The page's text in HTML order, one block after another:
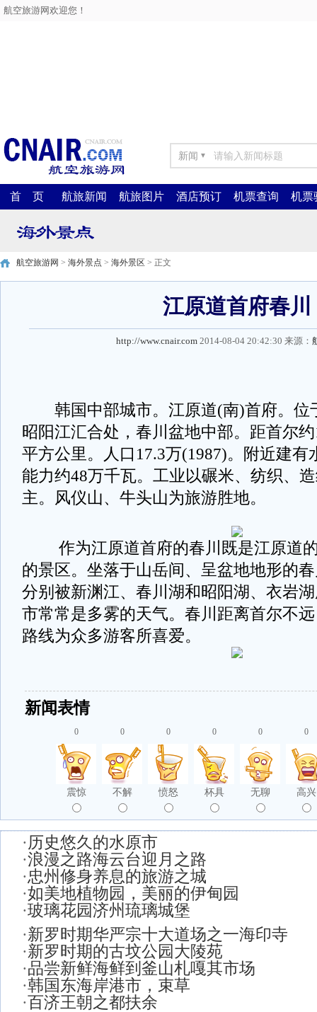
航空旅游网欢迎您！
新闻 ▼
首 页 航旅新闻 航旅图片 酒店预订 机票查询 机票
航空旅游网 > 海外景点 > 海外景区 > 正文
江原道首府春川
http://www.cnair.com 2014-08-04 20:42:30 来源：
韩国中部城市。江原道(南)首府。位
昭阳江汇合处，春川盆地中部。距首尔
平方公里。人口17.3万(1987)。附近建有
能力约48万千瓦。工业以碾米、纺织、
主。风仪山、牛头山为旅游胜地。
作为江原道首府的春川既是江原道的
的景区。坐落于山岳间、呈盆地地形的
分别被新渊江、春川湖和昭阳湖、衣岩
市常常是多雾的天气。春川距离首尔不
路线为众多游客所喜爱。
新闻表情
0
震惊
0
不解
0
愤怒
0
杯具
0
无聊
0
高兴
· 历史悠久的水原市
·浪漫之路海云台迎月之路
·忠州修身养息的旅游之城
·如美地植物园，美丽的伊甸园
·玻璃花园济州琉璃城堡
·新罗时期华严宗十大道场之一海印寺
·新罗时期的古坟公园大陵苑
·品尝新鲜海鲜到釜山札嘎其市场
·韩国东海岸港市，束草
·百济王朝之都扶余